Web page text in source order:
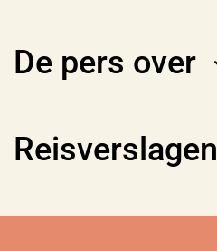
De pers over
Reisverslagen